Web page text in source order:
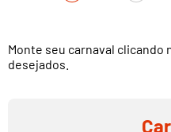
Monte seu carnaval clicando
desejados.